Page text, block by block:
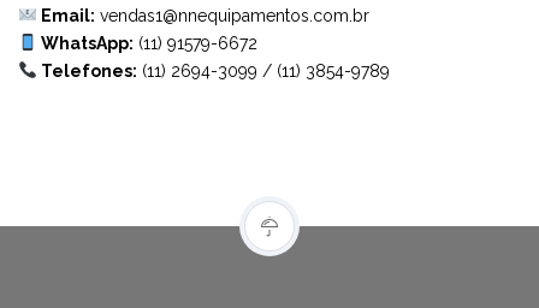
Email: vendas1@nnequipamentos.com.br
WhatsApp: (11) 91579-6672
Telefones: (11) 2694-3099 / (11) 3854-9789